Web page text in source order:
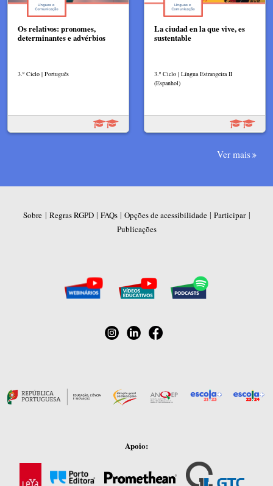
Os relativos: pronomes,
determinantes e advérbios
3.º Ciclo | Português
La ciudad en la que vive, es
sustentable
3.º Ciclo | Língua Estrangeira II
(Espanhol)
Ver mais
Sobre | Regras RGPD| FAQs| Opções de acessibilidade| Participar|
Publicações
Apoio: